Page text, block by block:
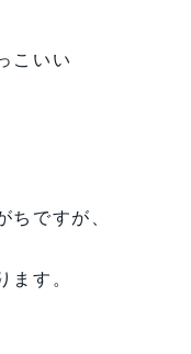
こいい
ちですが、
ます。